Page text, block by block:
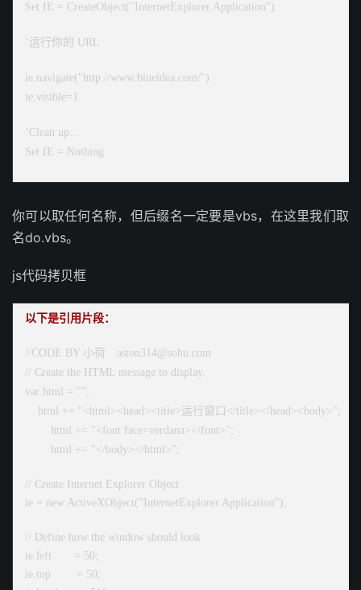
Set IE = CreateObject("InternetExplorer.Application")
‘运行你的 URL
ie.navigate("http://www.blueidea.com/")
ie.visible=1
‘Clean up…
Set IE = Nothing
你可以取任何名称，但后缀名一定要是vbs，在这里我们取
名do.vbs。
js代码拷贝框
以下是引用片段：
//CODE BY 小荷 aston314@sohu.com
// Create the HTML message to display.
var html = "";
html += "<html><head><title>运行窗口</title></head><body>";
html += "<font face=verdana></font>";
html += "</body></html>";
// Create Internet Explorer Object
ie = new ActiveXObject("InternetExplorer.Application");
// Define how the window should look
ie.left = 50;
ie.top = 50;